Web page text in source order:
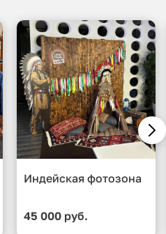
Индейская фотозона
45 000 руб.